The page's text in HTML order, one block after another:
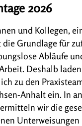
2026
und Kollegen,
die Grundlage für
Abläufe
Deshalb
zu den
Anhalt ein. In
wir die
Unterweisungen